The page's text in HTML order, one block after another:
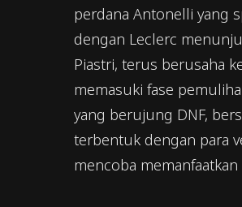
perdana Antonelli yang
dengan Leclerc
Piastri, terus berusaha
memasuki fase
yang berujung DNF,
terbentuk dengan para
mencoba